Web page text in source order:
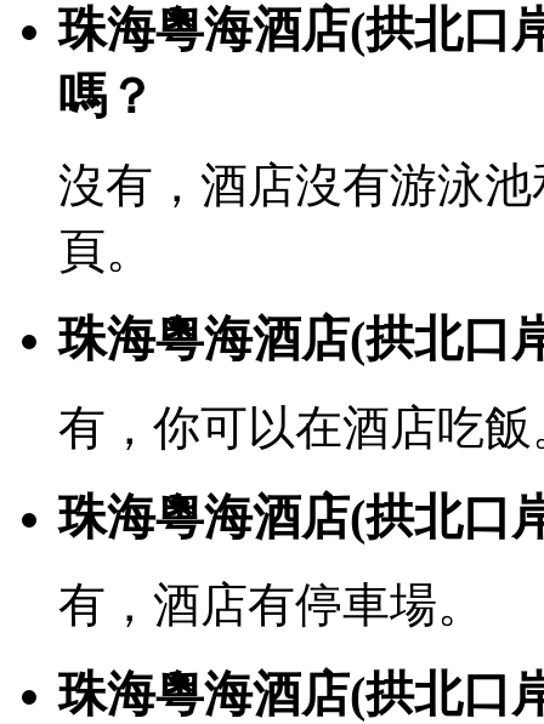
珠海粵海酒店(拱北口
嗎？
沒有，酒店沒有游泳
頁。
珠海粵海酒店(拱北口
有，你可以在酒店吃飯
珠海粵海酒店(拱北口
有，酒店有停車場。
珠海粵海酒店(拱北口